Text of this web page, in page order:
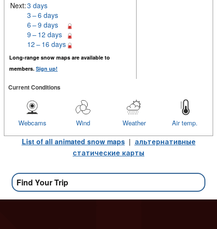
Next:3 days
3 – 6 days
6 – 9 days
9 – 12 days
12 – 16 days
Long-range snow maps are available to
members. Sign up!
Current Conditions
Air temp.
Weather
Wind
Webcams
List of all animated snow maps| альтернативные
статические карты
Find Your Trip